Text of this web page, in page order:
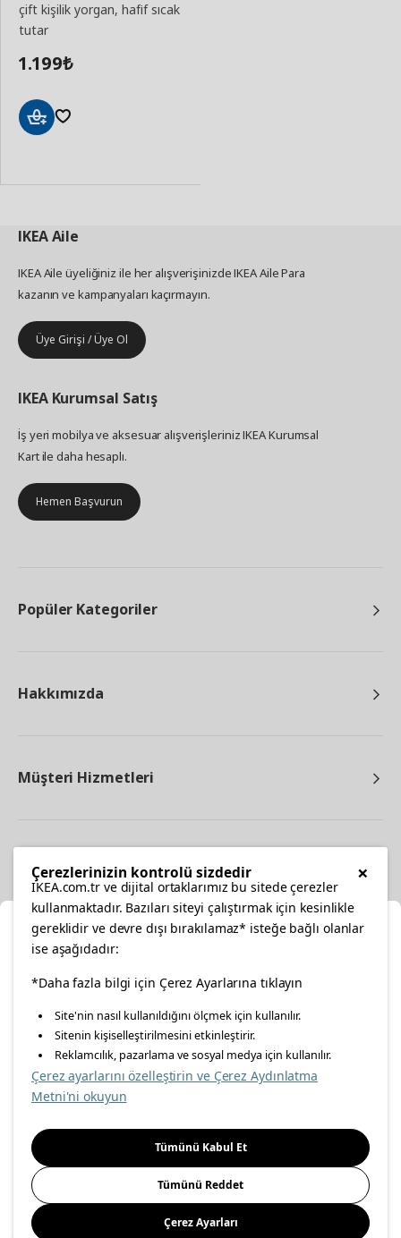
çift kişilik yorgan, hafif sıcak
tutar
1.199₺
IKEAAile
IKEA Aile üyeliğiniz ile her alışverişinizde IKEA Aile Para
kazanın ve kampanyaları kaçırmayın.
Üye Girişi / Üye Ol
IKEA Kurumsal Satış
İş yeri mobilya ve aksesuar alışverişleriniz IKEA Kurumsal
Kart ile daha hesaplı.
Hemen Başvurun
Popüler Kategoriler
Hakkımızda
Müşteri Hizmetleri
facebooktwitterinstagrampinterestyoutube
linkedin
Enerji Politikası Bilgi Güvenliği Politikası
Gıda Güvenliği Politikası
Önemli Bilgilendirme İnternet Sitesi Gizlilik Politikası
Kişisel Verilerin Korunması
Konumunuzu Seçin
İnternetten vereceğiniz siparişlerinizde size özel hizmet ve
içerikleri görebilmek için lütfen konumuzu seçin.
İl seçiniz
Seçiniz
×
Çerezlerinizin kontrolü sizdedir
IKEA.com.tr ve dijital ortaklarımız bu sitede çerezler
kullanmaktadır. Bazıları siteyi çalıştırmak için kesinlikle
gereklidir ve devre dışı bırakılamaz* isteğe bağlı olanlar
ise aşağıdadır:
*Daha fazla bilgi için Çerez Ayarlarına tıklayın
Site'nin nasıl kullanıldığını ölçmek için kullanılır.
Sitenin kişiselleştirilmesini etkinleştirir.
Reklamcılık, pazarlama ve sosyal medya için kullanılır.
Çerez ayarlarını özelleştirin ve Çerez Aydınlatma
Metni'ni okuyun
Tümünü Kabul Et
Tümünü Reddet
Çerez Ayarları